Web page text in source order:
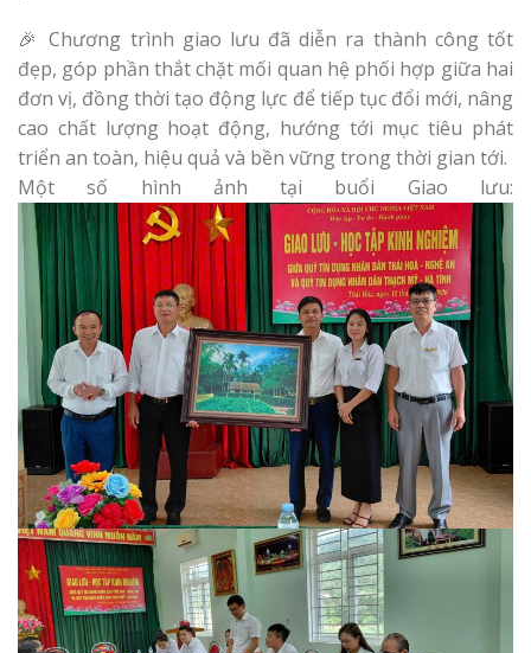
🎉 Chương trình giao lưu đã diễn ra thành công tốt
đẹp, góp phần thắt chặt mối quan hệ phối hợp giữa hai
đơn vị, đồng thời tạo động lực để tiếp tục đổi mới, nâng
cao chất lượng hoạt động, hướng tới mục tiêu phát
triển an toàn, hiệu quả và bền vững trong thời gian tới.
Một số hình ảnh tại buổi Giao lưu: